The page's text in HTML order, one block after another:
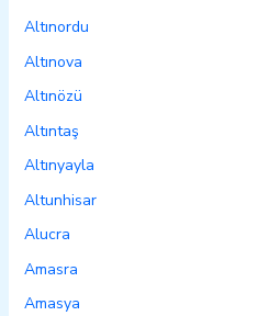
Altınordu
Altınova
Altınözü
Altıntaş
Altınyayla
Altunhisar
Alucra
Amasra
Amasya